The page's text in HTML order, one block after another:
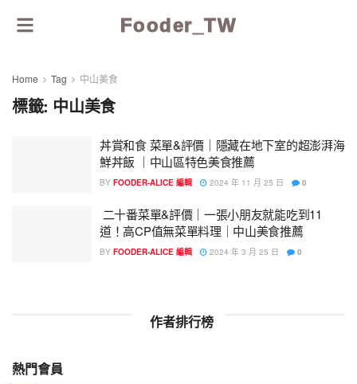
Fooder_TW
Home Tag 中山美食
標籤: 中山美食
丼賞和食 菜單&評價｜隱藏在地下室的超澎湃海
鮮丼飯 ｜中山區特色美食推薦
BY FOODER-ALICE 編輯 2024 年 11 月 25 日 0
二十番菜單&評價｜一張小朋友就能吃到11
道！高CP值無菜單料理｜中山美食推薦
BY FOODER-ALICE 編輯 2024 年 3 月 25 日 0
作者排行榜
熱門會員